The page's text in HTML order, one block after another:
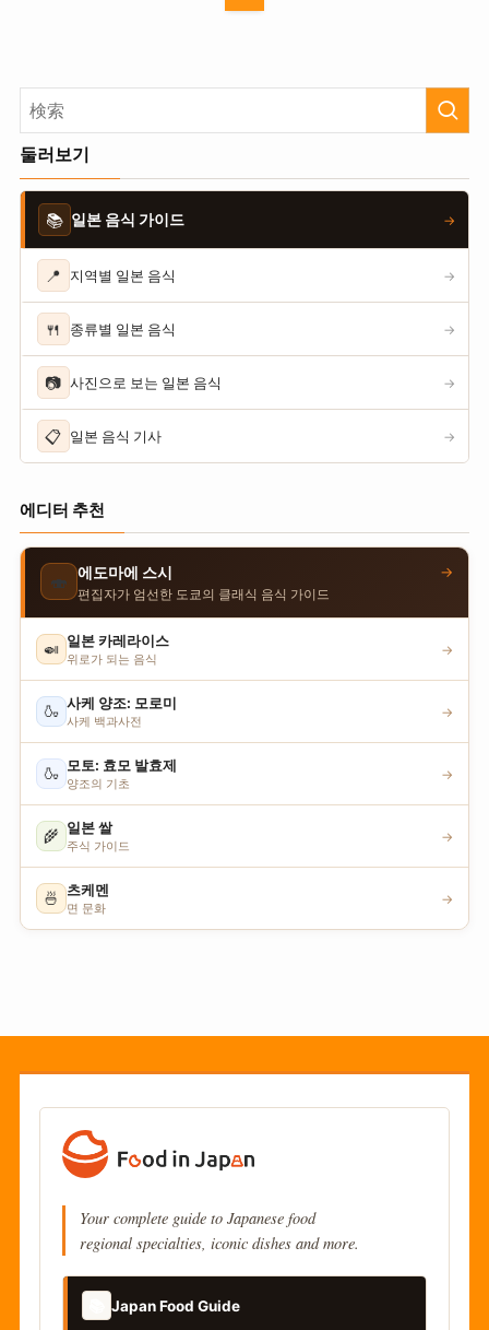
둘러보기
📚 일본 음식 가이드 →
📍 지역별 일본 음식 →
🍴 종류별 일본 음식 →
📷 사진으로 보는 일본 음식 →
📋 일본 음식 기사 →
에디터 추천
🍣 에도마에 스시
편집자가 엄선한 도쿄의 클래식 음식 가이드
→
🍛 일본 카레라이스
위로가 되는 음식
→
🍶 사케 양조: 모로미
사케 백과사전
→
🍶 모토: 효모 발효제
양조의 기초
→
🌾 일본 쌀
주식 가이드
→
🍜 츠케멘
면 문화
→
Your complete guide to Japanese food
regional specialties, iconic dishes and more.
Japan Food Guide